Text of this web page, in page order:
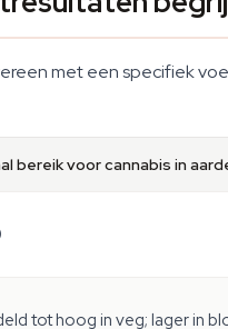
met een specifiek
bereik voor cannabis in
tot hoog in veg; lager in